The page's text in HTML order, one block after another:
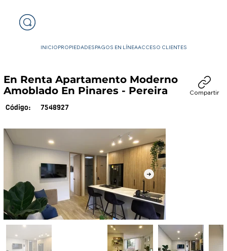
INICIOPROPIEDADESPAGOS EN LÍNEAACCESO CLIENTES
En Renta Apartamento Moderno
Amoblado En Pinares - Pereira
Código: 7548927
Compartir